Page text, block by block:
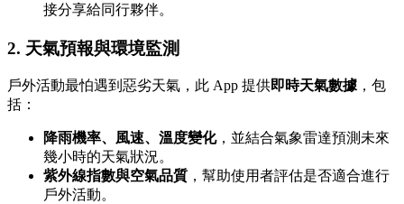
接分享給同行夥伴。
2. 天氣預報與環境監測
戶外活動最怕遇到惡劣天氣，此 App 提供即時天氣數據 ，包
括：
降雨機率、風速、溫度變化，並結合氣象雷達預測未來
幾小時的天氣狀況。
紫外線指數與空氣品質 ，幫助使用者評估是否適合進行
戶外活動。